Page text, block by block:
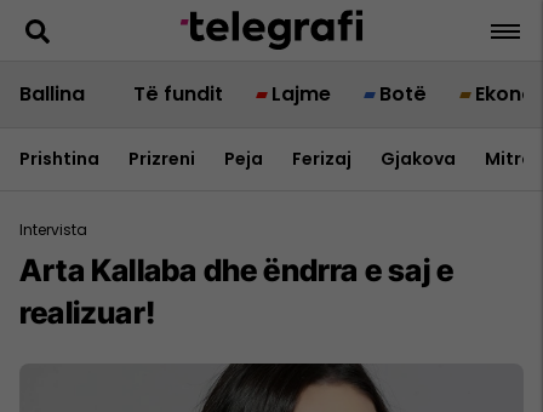
Ballina Të fundit Lajme Botë
Prishtina Prizreni Peja Ferizaj Gjakova
Intervista
Arta Kallaba dhe ëndrra e saj e
realizuar!